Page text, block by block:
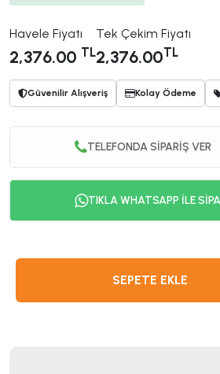
Havele Fiyatı
2,376.00 TL
Tek Çekim Fiyatı
2,376.00TL
Güvenilir Alışveriş Kolay Ödeme
TELEFONDA SİPARİŞ VER
TIKLA WHATSAPP İLE
SEPETE EKLE